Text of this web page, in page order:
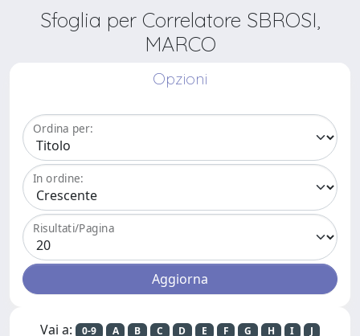
Sfoglia per Correlatore SBROSI,
MARCO
Opzioni
Ordina per:
In ordine:
Risultati/Pagina
Vai a: 0-9 A B C D E F G H I
J